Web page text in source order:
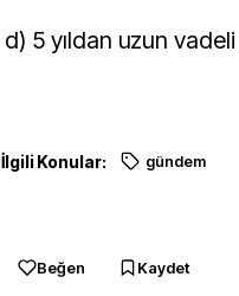
d) 5 yıldan uzun vadeli
İlgili Konular: gündem
Beğen Kaydet